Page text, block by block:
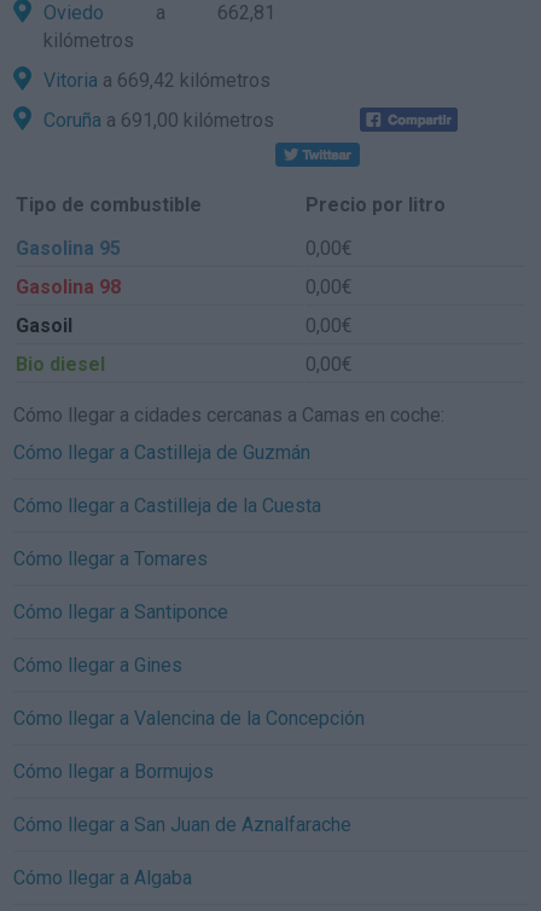
Oviedo a 662,81
kilómetros
Vitoria a 669,42 kilómetros
Coruña a 691,00 kilómetros
Tipo de combustible
Precio por litro
Gasolina 95
0,00€
Gasolina 98
0,00€
Gasoil
0,00€
Bio diesel
0,00€
Cómo llegar a cidades cercanas a Camas en coche:
Cómo llegar a Castilleja de Guzmán
Cómo llegar a Castilleja de la Cuesta
Cómo llegar a Tomares
Cómo llegar a Santiponce
Cómo llegar a Gines
Cómo llegar a Valencina de la Concepción
Cómo llegar a Bormujos
Cómo llegar a San Juan de Aznalfarache
Cómo llegar a Algaba